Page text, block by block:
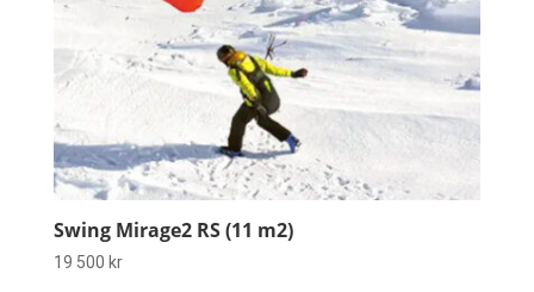
Swing Mirage2 RS (11 m2)
19 500 kr